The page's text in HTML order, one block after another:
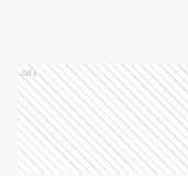
Ads